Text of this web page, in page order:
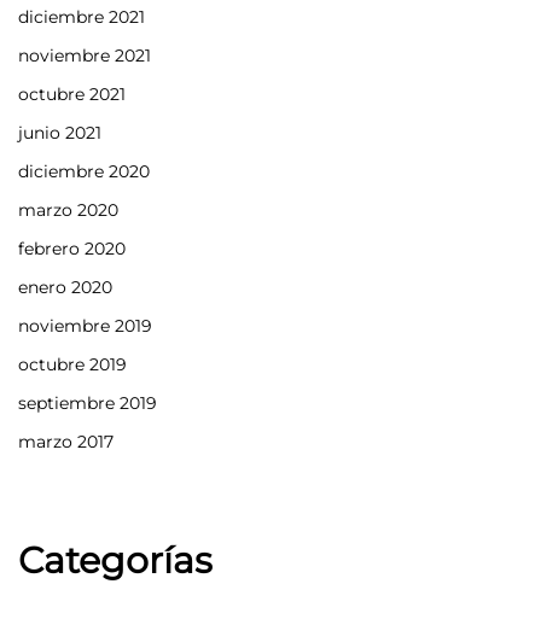
diciembre 2021
noviembre 2021
octubre 2021
junio 2021
diciembre 2020
marzo 2020
febrero 2020
enero 2020
noviembre 2019
octubre 2019
septiembre 2019
marzo 2017
Categorías